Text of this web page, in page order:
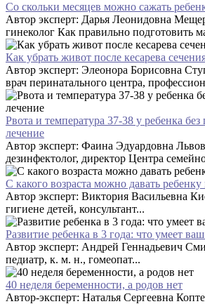
Со скольки месяцев можно сажать
Автор эксперт: Дарья Леонидовна
гинеколог Как правильно подготовить
Как убрать живот после кесарева
Автор эксперт: Элеонора Борисовна
врач перинатального центра,
Рвота и температура 37-38 у ребенка
лечение
Автор эксперт: Фаина Эдуардовна
дезинфектолог, директор Центра
С какого возраста можно давать
Автор эксперт: Виктория Васильевна
гигиене детей, консультант...
Развитие ребенка в 3 года: что умеет
Автор эксперт: Андрей Геннадьевич
педиатр, к. м. н., гомеопат...
40 неделя беременности, а родов нет
Автор-эксперт: Наталья Сергеевна